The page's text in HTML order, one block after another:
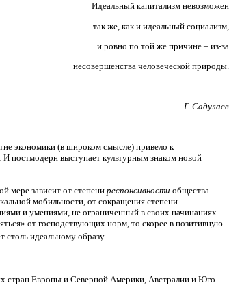
Идеальный капитализм невозможен
так же, как и идеальный социализм,
и ровно по той же причине – из-за
несовершенства человеческой природы.
Г. Садулаев
экономики (в широком смысле) привело к
постмодерн выступает культурным знаком новой
мере зависит от степени респонсивности общества
мобильности, от сокращения степени
и умениями, не ограниченный в своих начинаниях
от господствующих норм, то скорее в позитивную
столь идеальному образу.
стран Европы и Северной Америки, Австралии и Юго-